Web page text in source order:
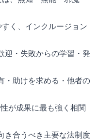
く、インクルージョン
迎・失敗からの学習・発
・助けを求める・他者の
が成果に最も強く相関
き合うべき主要な法制度